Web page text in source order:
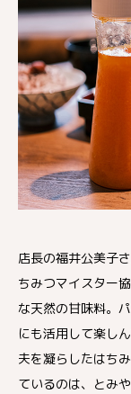
店長の福井公美子
ちみつマイスター
な天然の甘味料。
にも活用して楽し
夫を凝らしたはち
ているのは、とみ